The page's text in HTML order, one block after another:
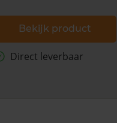
Bekijk product
Direct leverbaar